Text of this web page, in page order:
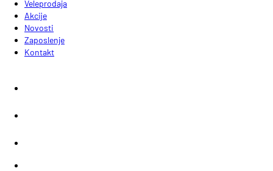
Veleprodaja
Akcije
Novosti
Zaposlenje
Kontakt